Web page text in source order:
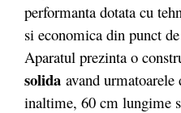
performanta dotata cu
si economica din punct
Aparatul prezinta o
solida avand
inaltime, 60 cm lungime